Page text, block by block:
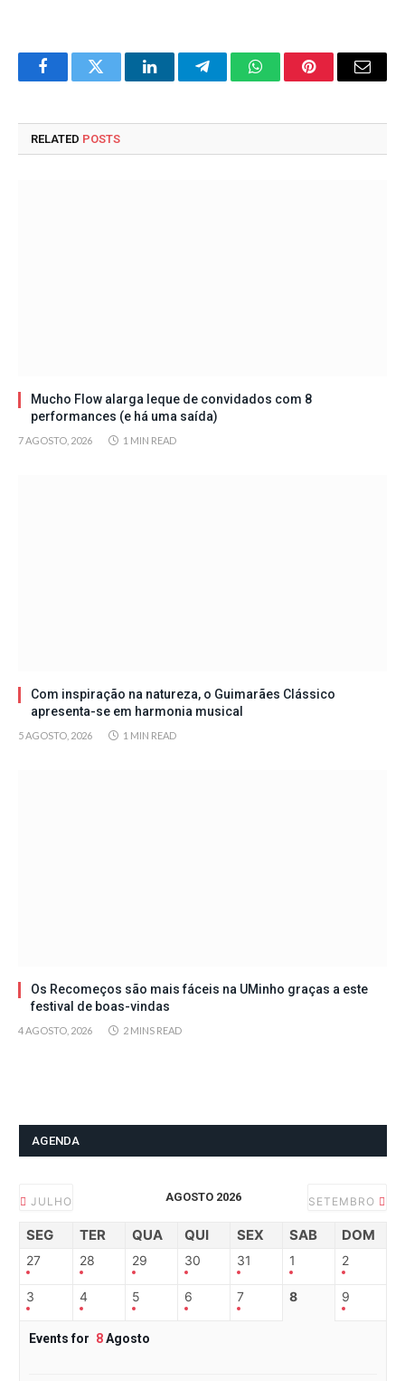
FacebookTwitter LinkedInTelegramWhatsAppPinterestEmail
RELATED POSTS
Mucho Flow alarga leque de convidados com 8
performances (e há uma saída)
7 AGOSTO, 2026 1 MIN READ
Com inspiração na natureza, o Guimarães Clássico
apresenta-se em harmonia musical
5 AGOSTO, 2026 1 MIN READ
Os Recomeços são mais fáceis na UMinho graças a este
festival de boas-vindas
4 AGOSTO, 2026 2 MINS READ
AGENDA
JULHO AGOSTO 2026 SETEMBRO
SEG TER QUA QUI SEX SAB DOM
27 28 29 30 31 1 2
3 4 5 6 7 8 9
Events for 8Agosto